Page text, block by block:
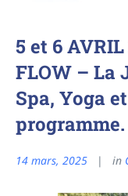
5 et 6
FLOW – La
Spa, Yoga
programme.
14 mars, 2025 in